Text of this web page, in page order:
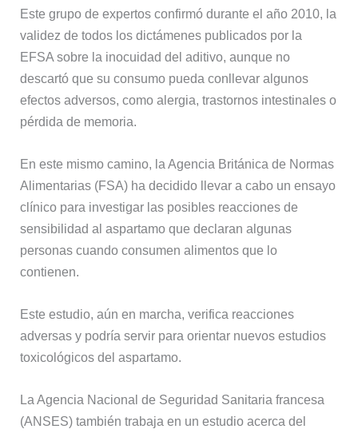
Este grupo de expertos confirmó durante el año 2010, la
validez de todos los dictámenes publicados por la
EFSA sobre la inocuidad del aditivo, aunque no
descartó que su consumo pueda conllevar algunos
efectos adversos, como alergia, trastornos intestinales o
pérdida de memoria.
En este mismo camino, la Agencia Británica de Normas
Alimentarias (FSA) ha decidido llevar a cabo un ensayo
clínico para investigar las posibles reacciones de
sensibilidad al aspartamo que declaran algunas
personas cuando consumen alimentos que lo
contienen.
Este estudio, aún en marcha, verifica reacciones
adversas y podría servir para orientar nuevos estudios
toxicológicos del aspartamo.
La Agencia Nacional de Seguridad Sanitaria francesa
(ANSES) también trabaja en un estudio acerca del